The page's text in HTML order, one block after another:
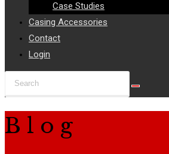
Case Studies
Casing Accessories
Contact
Login
Blog